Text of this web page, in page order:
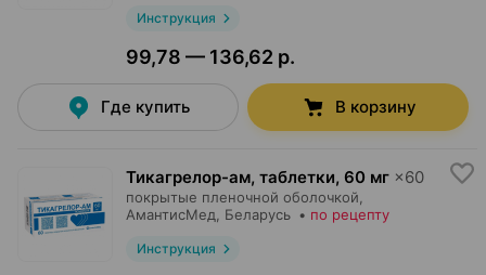
Инструкция
99,78 — 136,62 р.
Где купить В корзину
Тикагрелор-ам, таблетки, 60 мг ×60
покрытые пленочной оболочкой,
АмантисМед , Беларусь • по рецепту
Инструкция